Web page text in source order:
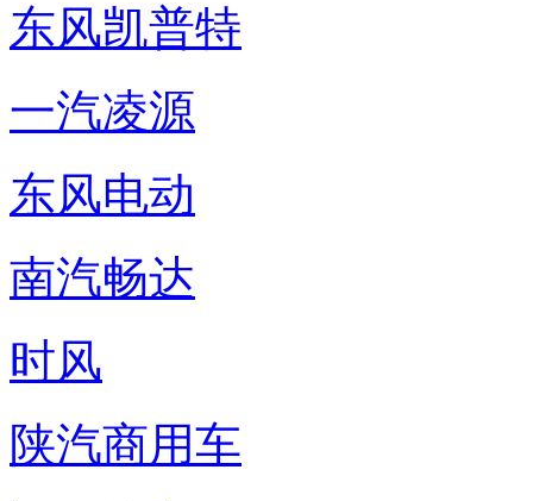
东风凯普特
一汽凌源
东风电动
南汽畅达
时风
陕汽商用车